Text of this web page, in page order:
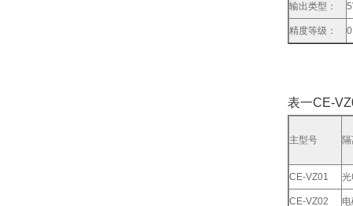
输出类型：
精度等级：
表一CE-
主型号
CE-VZ01 光
CE-VZ02